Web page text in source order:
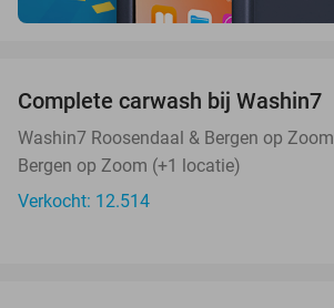
Complete carwash bij Washin7
Washin7 Roosendaal & Bergen op Zoom
Bergen op Zoom (+1 locatie)
Verkocht: 12.514